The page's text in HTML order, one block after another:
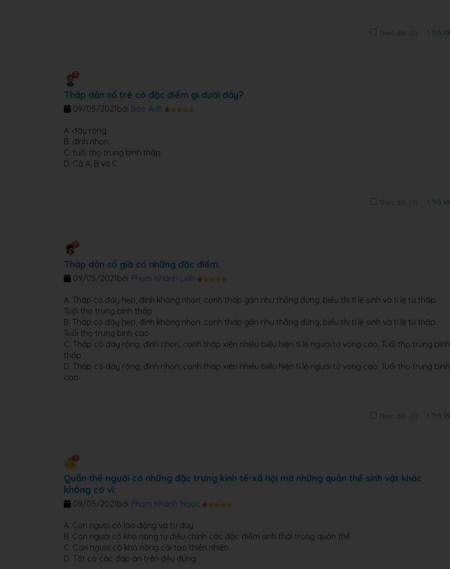
Theo dõi (0) 1 Trả lời
Tháp dân số trẻ có đặc điểm gì dưới đây?
bởi Bảo Anh
09/05/2021
A. đáy rộng
B. đỉnh nhọn
C. tuổi thọ trung bình thấp
D. Cả A, B và C
Theo dõi (0) 1 Trả lời
Tháp dân số già có những đặc điểm:
bởi Phạm Khánh Linh
09/05/2021
A. Tháp có đáy hẹp, đỉnh không nhọn, cạnh tháp gần như thẳng đứng, biểu thị tỉ lệ sinh và tỉ lệ tử thấp.
Tuổi thọ trung bình thấp
B. Tháp có đáy hẹp, đỉnh không nhọn, cạnh tháp gần như thẳng đứng, biểu thị tỉ lệ sinh và tỉ lệ tử thấp.
Tuổi thọ trung bình cao
C. Tháp có đáy rộng, đỉnh nhọn, cạnh tháp xiên nhiều biểu hiện tỉ lệ người tử vong cao. Tuổi thọ trung bình
thấp
D. Tháp có đáy rộng, đỉnh nhọn, cạnh tháp xiên nhiều biểu hiện tỉ lệ người tử vong cao. Tuổi thọ trung bình
cao
Theo dõi (0) 1 Trả lời
Quần thể người có những đặc trưng kinh tế-xã hội mà những quần thể sinh vật khác
không có vì:
bởi Phạm Khánh Ngọc
09/05/2021
A. Con người có lao động và tư duy
B. Con người có khả năng tự điều chỉnh các đặc điểm sinh thái trong quần thể
C. Con người có khả năng cải tạo thiên nhiên
D. Tất cả các đáp án trên đều đúng.